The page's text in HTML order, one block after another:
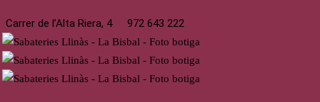
Carrer de l’Alta Riera, 4 972 643 222